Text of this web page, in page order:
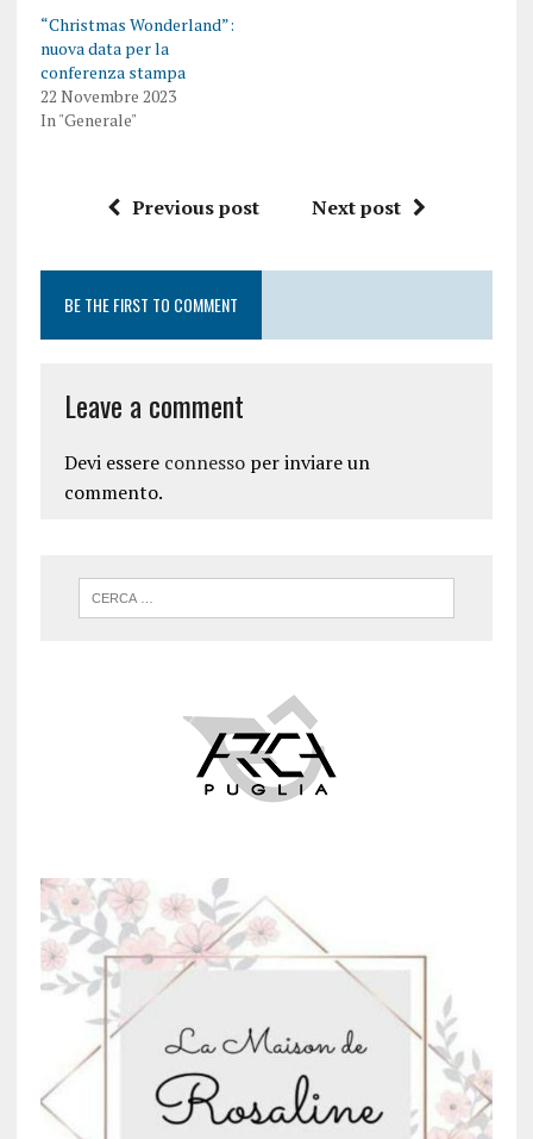
“Christmas Wonderland”:
nuova data per la
conferenza stampa
22 Novembre 2023
In "Generale"
Previous post Next post
BE THE FIRST TO COMMENT
Leave a comment
Devi essere connessoper inviare un
commento.